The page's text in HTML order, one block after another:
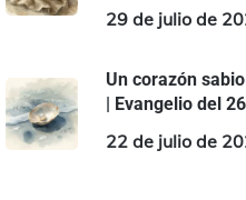
29 de julio de
Un corazón
| Evangelio del
22 de julio de